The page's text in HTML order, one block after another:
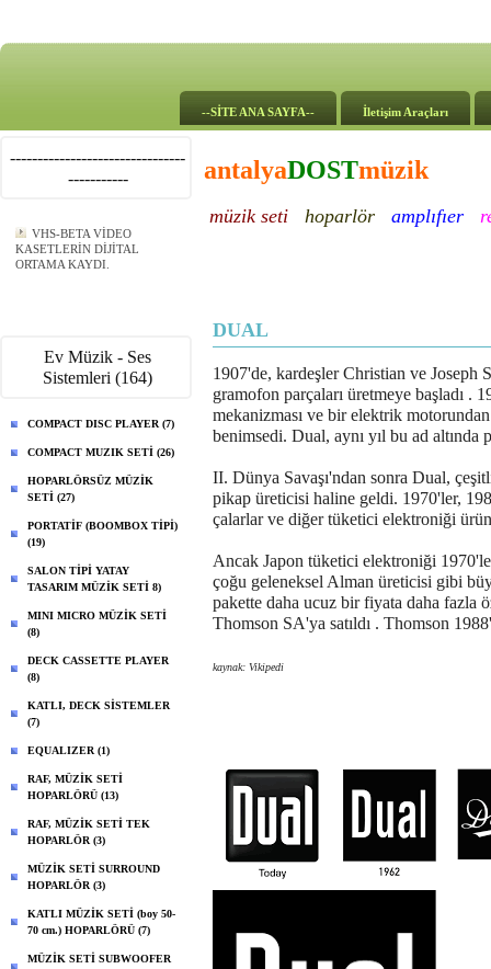
--SİTE ANA SAYFA-- İletişim Araçları
--------------------------------
-----------
VHS-BETA VİDEO
KASETLERİN DİJİTAL
ORTAMA KAYDI.
Ev Müzik - Ses
Sistemleri (164)
COMPACT DISC PLAYER (7)
COMPACT MUZIK SETİ (26)
HOPARLÖRSÜZ MÜZİK
SETİ (27)
PORTATİF (BOOMBOX TİPİ)
(19)
SALON TİPİ YATAY
TASARIM MÜZİK SETİ 8)
MINI MICRO MÜZİK SETİ
(8)
DECK CASSETTE PLAYER
(8)
KATLI, DECK SİSTEMLER
(7)
EQUALIZER (1)
RAF, MÜZİK SETİ
HOPARLÖRÜ (13)
RAF, MÜZİK SETİ TEK
HOPARLÖR (3)
MÜZİK SETİ SURROUND
HOPARLÖR (3)
KATLI MÜZİK SETİ (boy 50-
70 cm.) HOPARLÖRÜ (7)
MÜZİK SETİ SUBWOOFER
antalyaDOSTmüzik
müzik seti hoparlör amplıfıer
DUAL
1907'de, kardeşler Christian ve Joseph
gramofon parçaları üretmeye başladı .
mekanizması ve bir elektrik
benimsedi. Dual, aynı yıl bu ad altında
II. Dünya Savaşı'ndan sonra Dual,
pikap üreticisi haline geldi. 1970'ler,
çalarlar ve diğer tüketici elektroniği
Ancak Japon tüketici elektroniği
çoğu geleneksel Alman üreticisi gibi
pakette daha ucuz bir fiyata daha fazla
Thomson SA'ya satıldı . Thomson
kaynak: Vikipedi